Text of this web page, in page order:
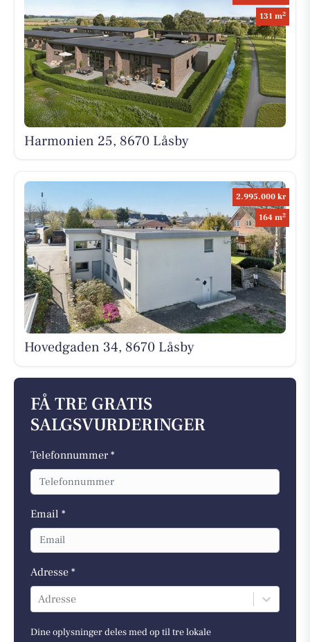
131 m2
Harmonien 25, 8670 Låsby
2.995.000 kr
164 m2
Hovedgaden 34, 8670 Låsby
FÅ TRE GRATIS
SALGSVURDERINGER
Telefonnummer *
Email *
Adresse *
Adresse
Dine oplysninger deles med op til tre lokale